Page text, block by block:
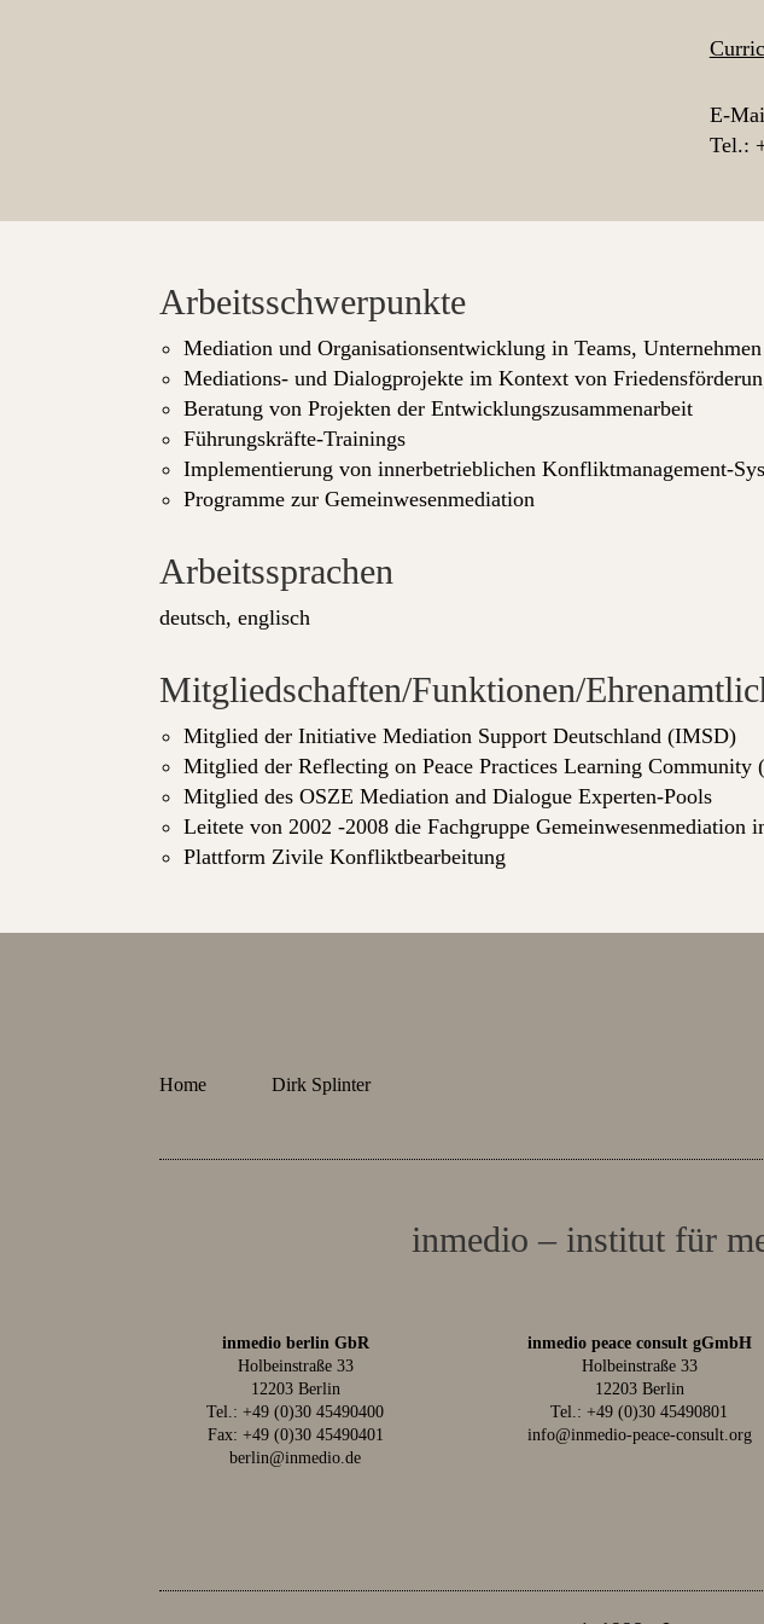
E-
Tel.:
Arbeitsschwerpunkte
Mediation und Organisationsentwicklung in Teams,
Mediations- und Dialogprojekte im Kontext von
Beratung von Projekten der Entwicklungszusammenarbeit
Führungskräfte-Trainings
Implementierung von innerbetrieblichen Konfliktmanagement-
Programme zur Gemeinwesenmediation
Arbeitssprachen
deutsch, englisch
Mitgliedschaften/Funktionen/
Mitglied der Initiative Mediation Support Deutschland (IMSD)
Mitglied der Reflecting on Peace Practices Learning
Mitglied des OSZE Mediation and Dialogue Experten-Pools
Leitete von 2002 -2008 die Fachgruppe Gemeinwesenmediation
Plattform Zivile Konfliktbearbeitung
Home Dirk Splinter
inmedio – institut für
inmedio berlin GbR
Holbeinstraße 33
12203 Berlin
Tel.:+49 (0)30 45490400
Fax: +49 (0)30 45490401
berlin@inmedio.de
inmedio peace consult gGmbH
Holbeinstraße 33
12203 Berlin
Tel.:+49 (0)30 45490801
info@inmedio-peace-consult.org